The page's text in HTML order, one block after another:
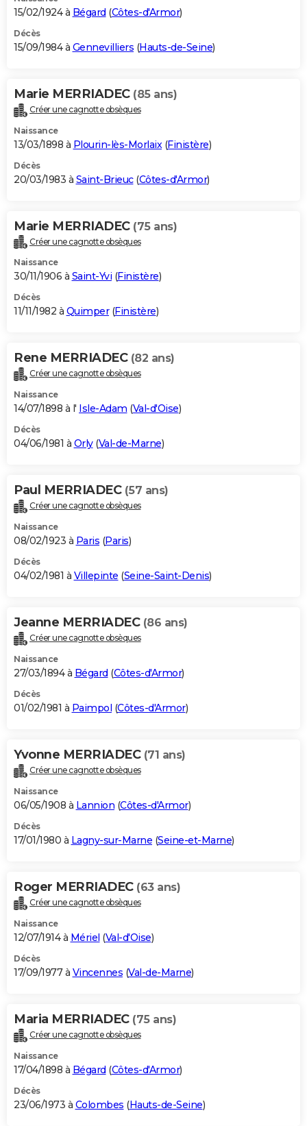
15/02/1924 à Bégard (Côtes-d'Armor)
Décès
15/09/1984 à Gennevilliers (Hauts-de-Seine)
Marie MERRIADEC (85 ans)
Créer une cagnotte obsèques
Naissance
13/03/1898 à Plourin-lès-Morlaix (Finistère)
Décès
20/03/1983 à Saint-Brieuc(Côtes-d'Armor)
Marie MERRIADEC (75 ans)
Créer une cagnotte obsèques
Naissance
30/11/1906 à Saint-Yvi (Finistère)
Décès
11/11/1982 à Quimper(Finistère)
Rene MERRIADEC (82 ans)
Créer une cagnotte obsèques
Naissance
14/07/1898 à l' Isle-Adam (Val-d'Oise)
Décès
04/06/1981 à Orly(Val-de-Marne)
Paul MERRIADEC (57 ans)
Créer une cagnotte obsèques
Naissance
08/02/1923 à Paris (Paris)
Décès
04/02/1981 à Villepinte (Seine-Saint-Denis)
Jeanne MERRIADEC (86 ans)
Créer une cagnotte obsèques
Naissance
27/03/1894 à Bégard (Côtes-d'Armor)
Décès
01/02/1981 à Paimpol (Côtes-d'Armor)
Yvonne MERRIADEC (71 ans)
Créer une cagnotte obsèques
Naissance
06/05/1908 à Lannion (Côtes-d'Armor)
Décès
17/01/1980 à Lagny-sur-Marne (Seine-et-Marne)
Roger MERRIADEC (63 ans)
Créer une cagnotte obsèques
Naissance
12/07/1914 à Mériel (Val-d'Oise)
Décès
17/09/1977 à Vincennes (Val-de-Marne)
Maria MERRIADEC (75 ans)
Créer une cagnotte obsèques
Naissance
17/04/1898 à Bégard (Côtes-d'Armor)
Décès
23/06/1973 à Colombes (Hauts-de-Seine)